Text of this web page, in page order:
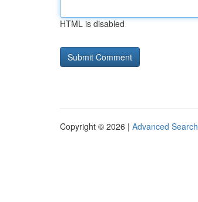
HTML is disabled
Copyright © 2026 | Advanced Search